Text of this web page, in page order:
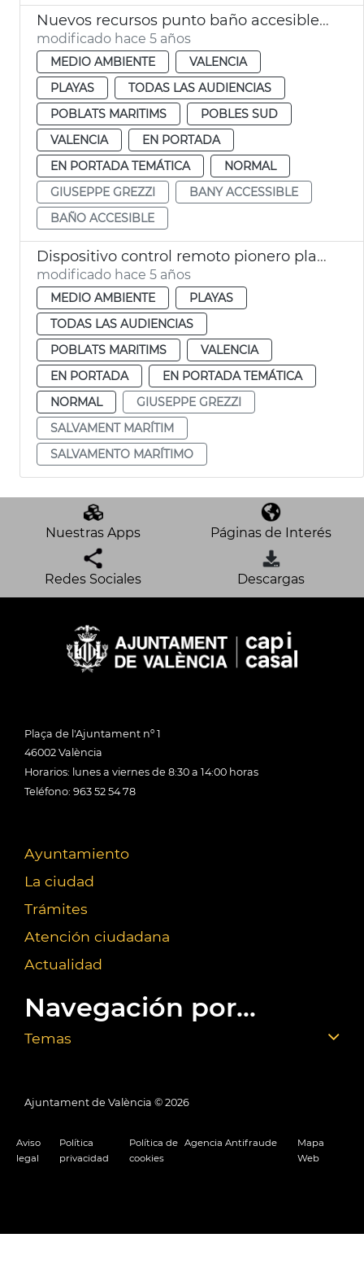
Nuevos recursos punto baño accesible Cabanyal
modificado hace 5 años
MEDIO AMBIENTE
VALENCIA
PLAYAS
TODAS LAS AUDIENCIAS
POBLATS MARITIMS
POBLES SUD
VALENCIA
EN PORTADA
EN PORTADA TEMÁTICA
NORMAL
GIUSEPPE GREZZI
BANY ACCESSIBLE
BAÑO ACCESIBLE
Dispositivo control remoto pionero playas
modificado hace 5 años
MEDIO AMBIENTE
PLAYAS
TODAS LAS AUDIENCIAS
POBLATS MARITIMS
VALENCIA
EN PORTADA
EN PORTADA TEMÁTICA
NORMAL
GIUSEPPE GREZZI
SALVAMENT MARÍTIM
SALVAMENTO MARÍTIMO
Nuestras Apps Páginas de Interés
Redes Sociales Descargas
Plaça de l'Ajuntament nº 1
46002 València
Horarios: lunes a viernes de 8:30 a 14:00 horas
Teléfono: 963 52 54 78
Ayuntamiento
La ciudad
Trámites
Atención ciudadana
Actualidad
Navegación por...
Temas
Ajuntament de València © 2026
Aviso
legal
Política
privacidad
Política de
cookies
Agencia Antifraude
Mapa
Web